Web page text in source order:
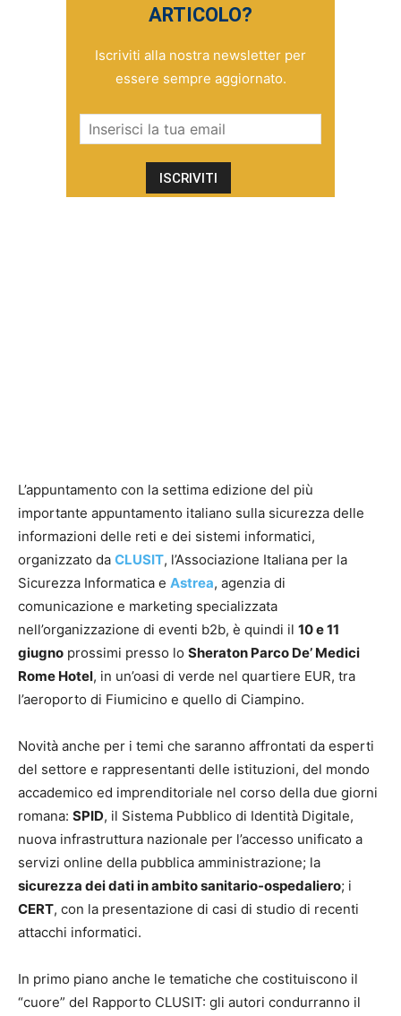
ARTICOLO?
Iscriviti alla nostra newsletter per
essere sempre aggiornato.
L’appuntamento con la settima edizione del più
importante appuntamento italiano sulla sicurezza delle
informazioni delle reti e dei sistemi informatici,
organizzato da CLUSIT, l’Associazione Italiana per la
Sicurezza Informatica e Astrea, agenzia di
comunicazione e marketing specializzata
nell’organizzazione di eventi b2b, è quindi il 10 e 11
giugno prossimi presso lo Sheraton Parco De’ Medici
Rome Hotel, in un’oasi di verde nel quartiere EUR, tra
l’aeroporto di Fiumicino e quello di Ciampino.
Novità anche per i temi che saranno affrontati da esperti
del settore e rappresentanti delle istituzioni, del mondo
accademico ed imprenditoriale nel corso della due giorni
romana: SPID, il Sistema Pubblico di Identità Digitale,
nuova infrastruttura nazionale per l’accesso unificato a
servizi online della pubblica amministrazione; la
sicurezza dei dati in ambito sanitario-ospedaliero; i
CERT, con la presentazione di casi di studio di recenti
attacchi informatici.
In primo piano anche le tematiche che costituiscono il
“cuore” del Rapporto CLUSIT: gli autori condurranno il